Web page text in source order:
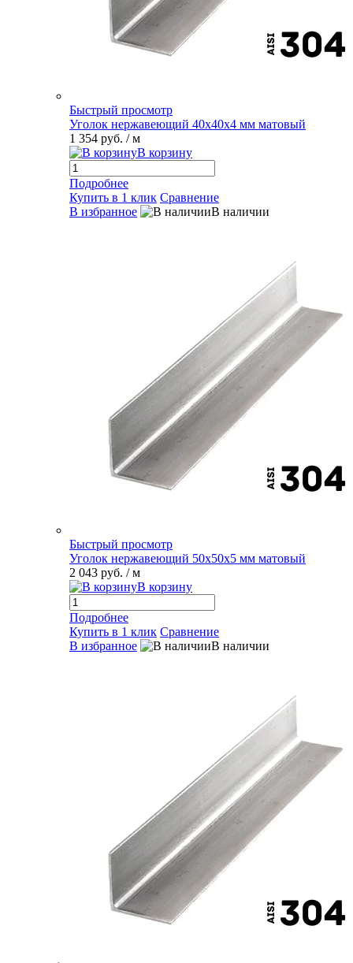
Быстрый просмотр
Уголок нержавеющий 40х40х4 мм матовый
1 354 руб. / м
В корзину
Подробнее
Купить в 1 клик Сравнение
В избранное
В наличии
Быстрый просмотр
Уголок нержавеющий 50х50х5 мм матовый
2 043 руб. / м
В корзину
Подробнее
Купить в 1 клик Сравнение
В избранное
В наличии